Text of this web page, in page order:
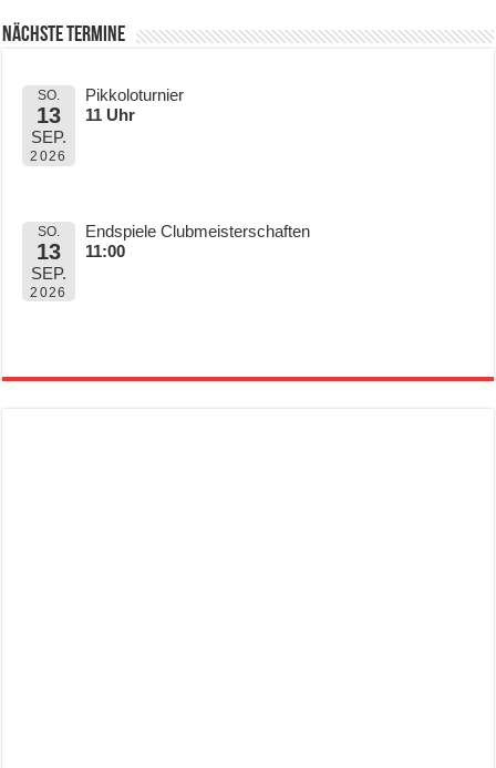
Nächste Termine
SO.
13
SEP.
2026
Pikkoloturnier
11 Uhr
SO.
13
SEP.
2026
Endspiele Clubmeisterschaften
11:00